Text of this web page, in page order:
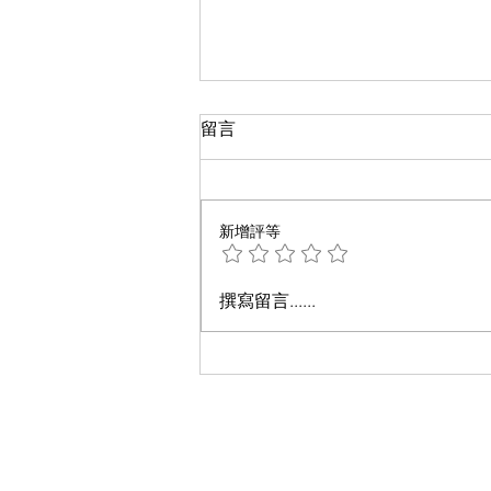
移民申请被拒怎么办，申请复
Reopen）
留言
新增評等
撰寫留言......